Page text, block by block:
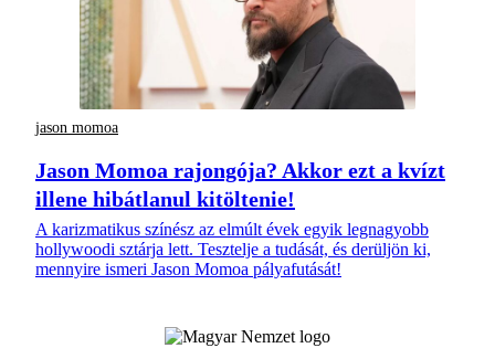
jason momoa
Jason Momoa rajongója? Akkor ezt a kvízt
illene hibátlanul kitöltenie!
A karizmatikus színész az elmúlt évek egyik legnagyobb
hollywoodi sztárja lett. Tesztelje a tudását, és derüljön ki,
mennyire ismeri Jason Momoa pályafutását!